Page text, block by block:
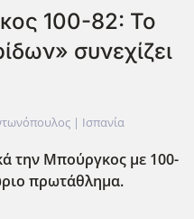
100-82: Το
συνεχίζει
| Ισπανία
την Μπούργκος με 100-
πρωτάθλημα.